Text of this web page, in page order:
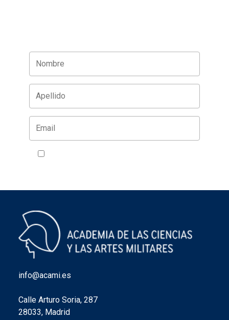
info@acami.es
Calle Arturo Soria, 287
28033, Madrid